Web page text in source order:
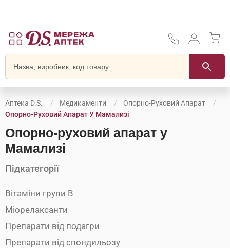
Аптека D.S. Медикаменти
Опорно-Руховий Апарат
Опорно-Руховий Апарат У Мамализі
Опорно-руховий апарат у
Мамализі
Підкатегорії
Вітаміни групи В
Міорелаксанти
Препарати від подагри
Препарати від спондильозу